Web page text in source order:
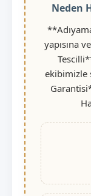
Neden
yapısına
ekibimizle